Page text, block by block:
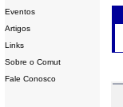
Eventos
Artigos
Links
Sobre o Comut
Fale Conosco